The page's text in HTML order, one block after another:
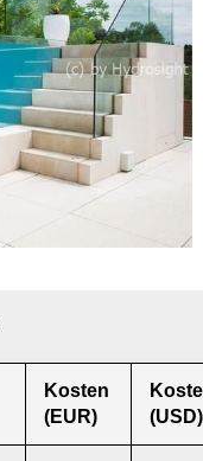
Kosten
(EUR)
(USD)